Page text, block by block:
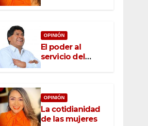
OPINIÓN
El poder al
servicio del
pueblo: la nueva
México
OPINIÓN
La cotidianidad
de las mujeres